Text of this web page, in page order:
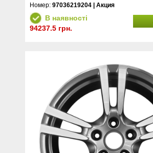
Номер:97036219204 | Акция
В наявності
94237.5 грн.